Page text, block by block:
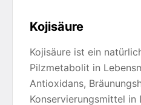
Kojisäure
Kojisäure ist ein
Pilzmetabolit in
Antioxidans,
Konservierungsmittel in